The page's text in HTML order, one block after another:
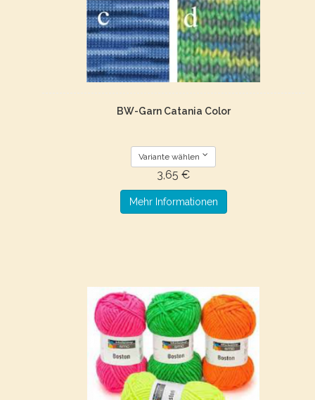
BW-Garn Catania Color
Variante wählen
3,65 €
Mehr Informationen